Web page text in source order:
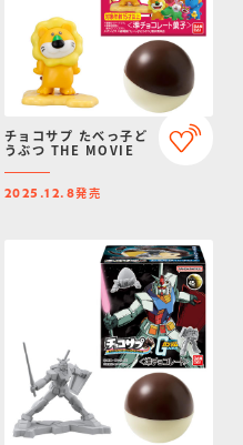
チョコサプ たべっ子ど
うぶつ THE MOVIE
2025.12.8発売